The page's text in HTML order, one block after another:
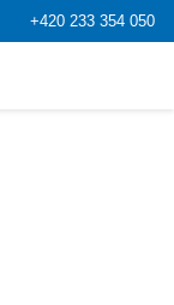
+420 233 354 050